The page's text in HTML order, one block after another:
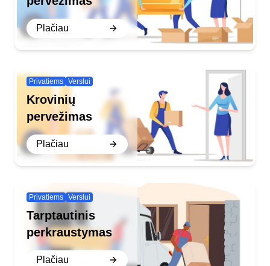
Plačiau
Privatiems Verslui
Krovinių
pervežimas
Plačiau
Privatiems Verslui
Tarptautinis
perkraustymas
Plačiau